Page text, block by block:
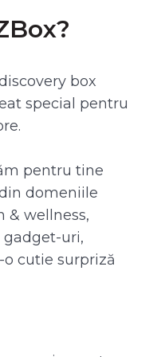
box
special pentru
pentru tine
domeniile
& wellness,
uri,
cutie surpriză